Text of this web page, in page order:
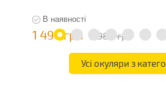
В наявності
1 490 грн 2 980 грн
Усі окуляри з